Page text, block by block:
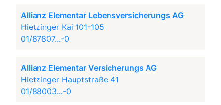
Allianz Elementar Lebensversicherungs AG
Hietzinger Kai 101-105
01/87807...-0
Allianz Elementar Versicherungs AG
Hietzinger Hauptstraße 41
01/88003...-0